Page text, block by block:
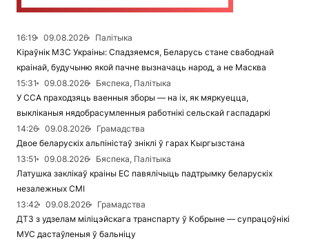
16:19 09.08.2026
Палітыка
Кіраўнік МЗС Украіны: Спадзяемся, Беларусь стане свабоднай
краінай, будучыню якой пачне вызначаць народ, а не Масква
15:31
09.08.2026
Бяспека, Палітыка
У ССА праходзяць ваенныя зборы — на іх, як мяркуецца,
выкліканыя нядобрасумленныя работнікі сельскай гаспадаркі
14:26
09.08.2026
Грамадства
Двое беларускіх альпіністаў зніклі ў гарах Кыргызстана
13:51
09.08.2026
Бяспека, Палітыка
Латушка заклікаў краіны ЕС павялічыць падтрымку беларускіх
незалежных СМІ
13:42
09.08.2026
Грамадства
ДТЗ з удзелам міліцэйскага транспарту ў Кобрыне — супрацоўнікі
МУС дастаўленыя ў бальніцу